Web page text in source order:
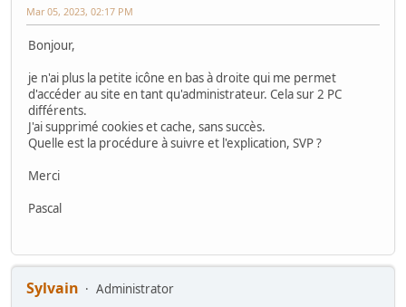
Mar 05, 2023, 02:17 PM
Bonjour,
je n'ai plus la petite icône en bas à droite qui me permet
d'accéder au site en tant qu'administrateur. Cela sur 2 PC
différents.
J'ai supprimé cookies et cache, sans succès.
Quelle est la procédure à suivre et l'explication, SVP ?
Merci
Pascal
Sylvain
Administrator